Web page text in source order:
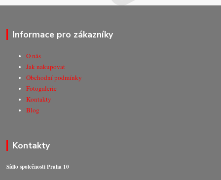
Informace pro zákazníky
O nás
Jak nakupovat
Obchodní podmínky
Fotogalerie
Kontakty
Blog
Kontakty
Sídlo společnosti Praha 10